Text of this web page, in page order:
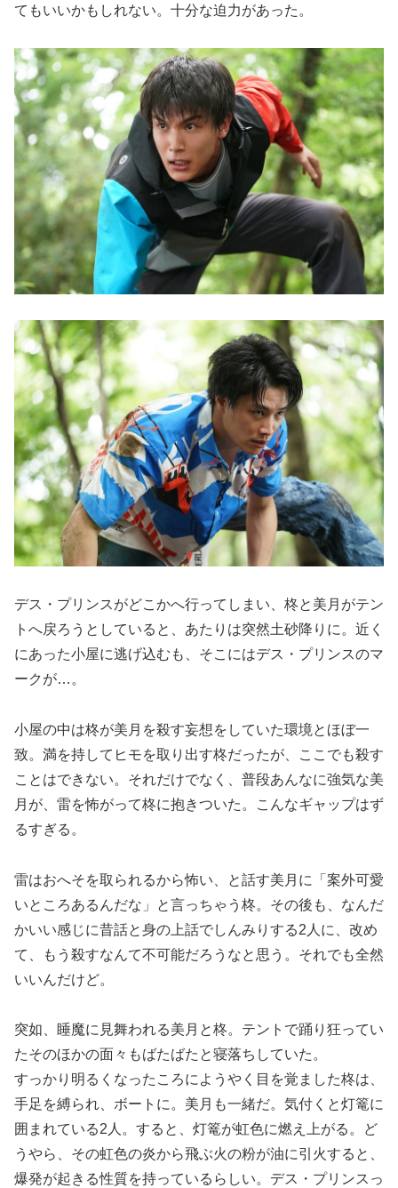
てもいいかもしれない。十分な迫力があった。
デス・プリンスがどこかへ行ってしまい、柊と美月がテン
トへ戻ろうとしていると、あたりは突然土砂降りに。近く
にあった小屋に逃げ込むも、そこにはデス・プリンスのマ
ークが…。
小屋の中は柊が美月を殺す妄想をしていた環境とほぼ一
致。満を持してヒモを取り出す柊だったが、ここでも殺す
ことはできない。それだけでなく、普段あんなに強気な美
月が、雷を怖がって柊に抱きついた。こんなギャップはず
るすぎる。
雷はおへそを取られるから怖い、と話す美月に「案外可愛
いところあるんだな」と言っちゃう柊。その後も、なんだ
かいい感じに昔話と身の上話でしんみりする2人に、改め
て、もう殺すなんて不可能だろうなと思う。それでも全然
いいんだけど。
突如、睡魔に見舞われる美月と柊。テントで踊り狂ってい
たそのほかの面々もばたばたと寝落ちしていた。
すっかり明るくなったころにようやく目を覚ました柊は、
手足を縛られ、ボートに。美月も一緒だ。気付くと灯篭に
囲まれている2人。すると、灯篭が虹色に燃え上がる。ど
うやら、その虹色の炎から飛ぶ火の粉が油に引火すると、
爆発が起きる性質を持っているらしい。デス・プリンスっ